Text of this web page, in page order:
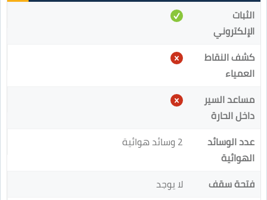
الثبات
الإلكتروني
كشف النقاط
العمياء
مساعد السير
داخل الحارة
عدد الوسائد
الهوائية
2 وسائد هوائية
فتحة سقف
لا يوجد